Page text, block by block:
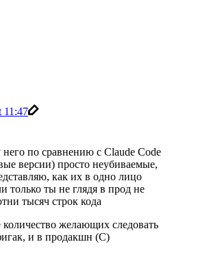
11:47
по сравнению с Claude Code
версии) просто неубиваемые,
как их в одно лицо
только ты не глядя в прод не
тысяч строк кода
желающих следовать
и в продакшн (C)